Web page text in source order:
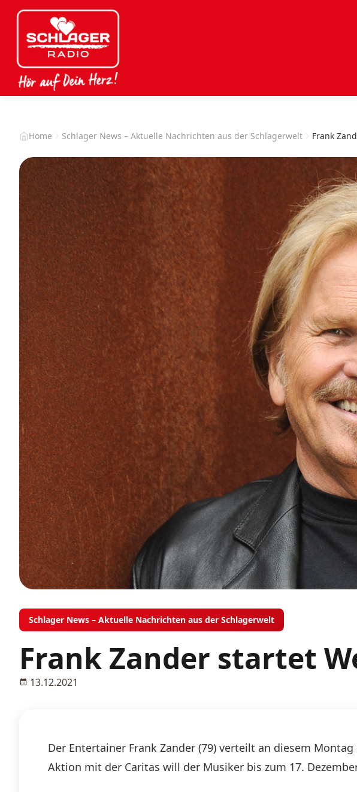
Home Schlager News – Aktuelle Nachrichten aus der Schlagerwelt Frank
Schlager News – Aktuelle Nachrichten aus der Schlagerwelt
Frank Zander startet
13.12.2021
Der Entertainer Frank Zander (79) verteilt an diesem
Aktion mit der Caritas will der Musiker bis zum 17.